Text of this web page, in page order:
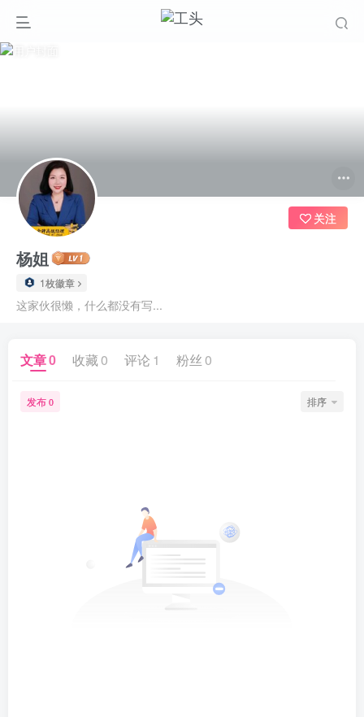
杨姐
1枚徽章
这家伙很懒，什么都没有写...
关注
文章0 收藏 0 评论 1 粉丝 0
发布 0 排序